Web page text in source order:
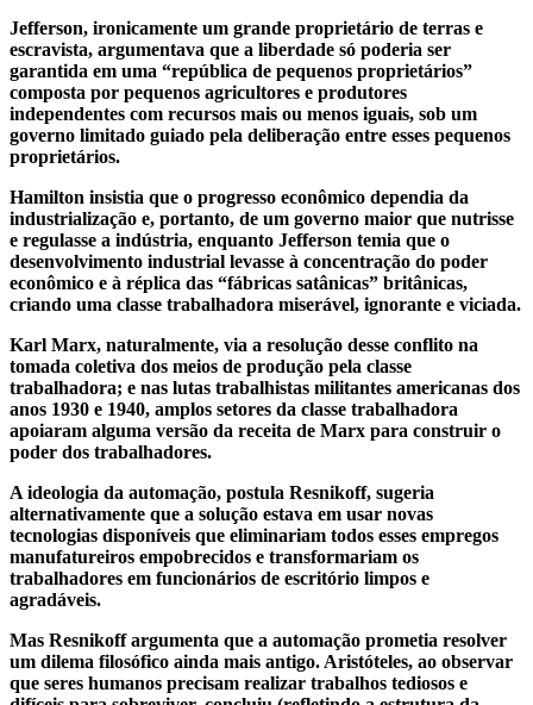
Jefferson, ironicamente um grande proprietário de terras e
escravista, argumentava que a liberdade só poderia ser
garantida em uma “república de pequenos proprietários”
composta por pequenos agricultores e produtores
independentes com recursos mais ou menos iguais, sob um
governo limitado guiado pela deliberação entre esses pequenos
proprietários.
Hamilton insistia que o progresso econômico dependia da
industrialização e, portanto, de um governo maior que nutrisse
e regulasse a indústria, enquanto Jefferson temia que o
desenvolvimento industrial levasse à concentração do poder
econômico e à réplica das “fábricas satânicas” britânicas,
criando uma classe trabalhadora miserável, ignorante e viciada.
Karl Marx, naturalmente, via a resolução desse conflito na
tomada coletiva dos meios de produção pela classe
trabalhadora; e nas lutas trabalhistas militantes americanas dos
anos 1930 e 1940, amplos setores da classe trabalhadora
apoiaram alguma versão da receita de Marx para construir o
poder dos trabalhadores.
A ideologia da automação, postula Resnikoff, sugeria
alternativamente que a solução estava em usar novas
tecnologias disponíveis que eliminariam todos esses empregos
manufatureiros empobrecidos e transformariam os
trabalhadores em funcionários de escritório limpos e
agradáveis.
Mas Resnikoff argumenta que a automação prometia resolver
um dilema filosófico ainda mais antigo. Aristóteles, ao observar
que seres humanos precisam realizar trabalhos tediosos e